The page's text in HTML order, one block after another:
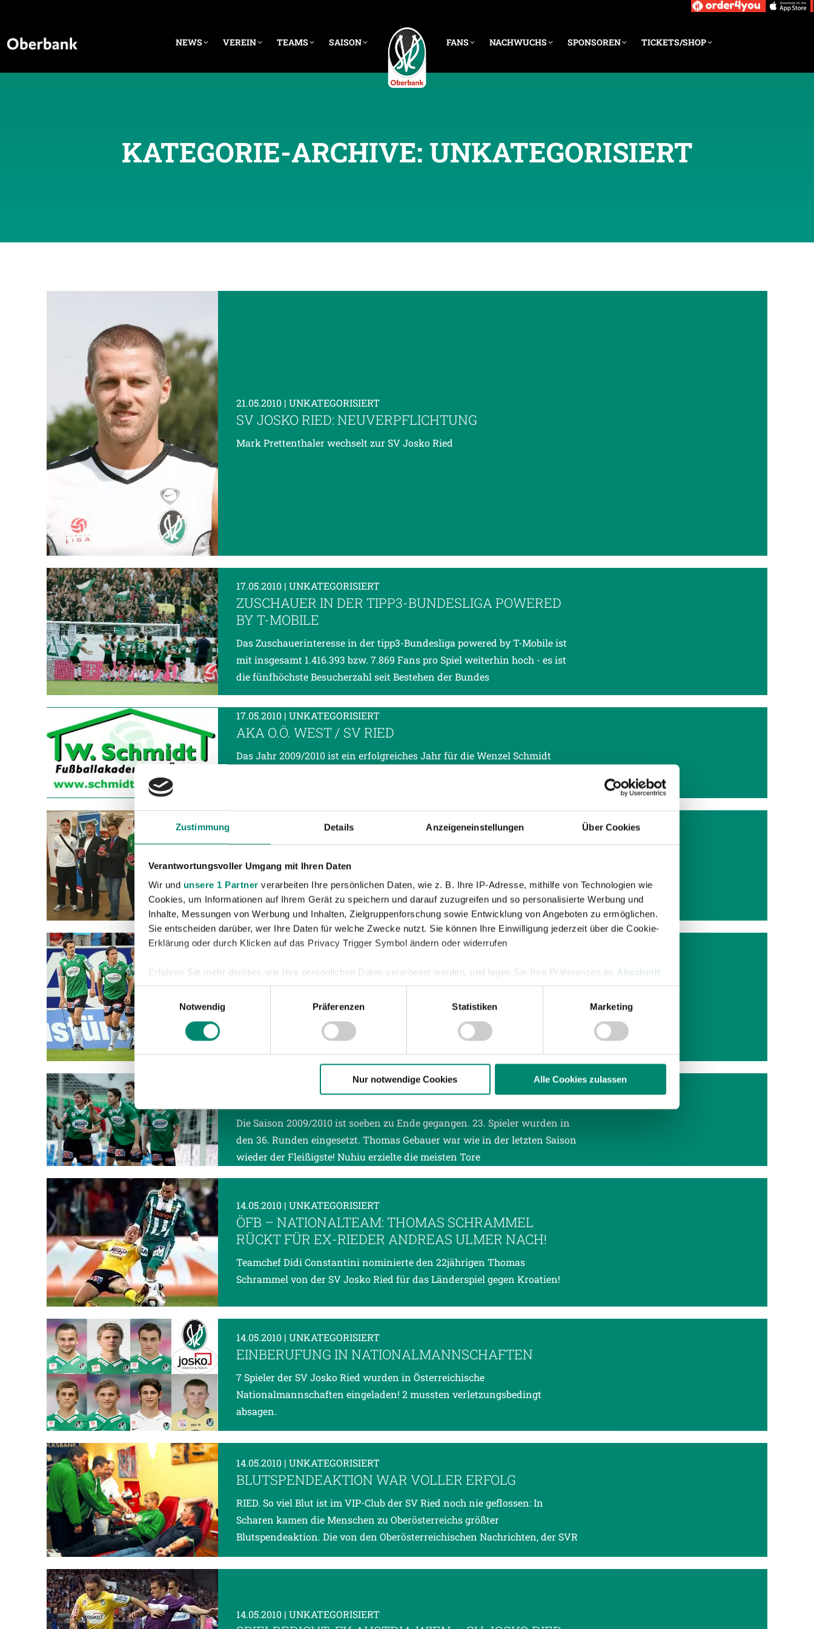
Zustimmung Details Anzeigeneinstellungen Über Cookies
Verantwortungsvoller Umgang mit Ihren Daten
Wir und unsere 1 Partner verarbeiten Ihre persönlichen Daten, wie z. B. Ihre IP-Adresse, mithilfe von Technologien wie
Cookies, um Informationen auf Ihrem Gerät zu speichern und darauf zuzugreifen und so personalisierte Werbung und
Inhalte, Messungen von Werbung und Inhalten, Zielgruppenforschung sowie Entwicklung von Angeboten zu ermöglichen.
Sie entscheiden darüber, wer Ihre Daten für welche Zwecke nutzt. Sie können Ihre Einwilligung jederzeit über die Cookie-
Erklärung oder durch Klicken auf das Privacy Trigger Symbol ändern oder widerrufen
Erfahren Sie mehr darüber, wie Ihre persönlichen Daten verarbeitet werden, und legen Sie Ihre Präferenzen im Abschnitt
Einzelheitenfest.
und die Zugriffe auf unsere Website zu analysieren. Außerdem geben wir Informationen zu Ihrer Verwendung unserer
Weitere Details, insbesondere zu Speicherdauer und Empfänger entnehmen Sie unserer Datenschutzerklärung
Einwilligungsauswahl
Notwendig
Präferenzen Statistiken Marketing
Nur notwendige Cookies Alle Cookies zulassen
NEWS VEREIN TEAMS SAISON FANS NACHWUCHS SPONSOREN TICKETS/SHOP
KATEGORIE-ARCHIVE: UNKATEGORISIERT
21.05.2010 | UNKATEGORISIERT
SV JOSKO RIED: NEUVERPFLICHTUNG
Mark Prettenthaler wechselt zur SV Josko Ried
17.05.2010 | UNKATEGORISIERT
ZUSCHAUER IN DER TIPP3-BUNDESLIGA POWERED
BY T-MOBILE
Das Zuschauerinteresse in der tipp3-Bundesliga powered by T-Mobile ist
mit insgesamt 1.416.393 bzw. 7.869 Fans pro Spiel weiterhin hoch - es ist
die fünfhöchste Besucherzahl seit Bestehen der Bundes
17.05.2010 | UNKATEGORISIERT
AKA O.Ö. WEST / SV RIED
Das Jahr 2009/2010 ist ein erfolgreiches Jahr für die Wenzel Schmidt
| UNKATEGORISIERT
ÜBER 100 LITER BLUT FLOSSEN IN RIED
Ried. Bereits zum zweiten Mal riefen die SV Josko Ried und die
Oberösterreichischen Nachrichten zum Blutspenden in der „Keine Sorgen
Arena“ auf. Über 200 Blutspenderinnen und Blutspender folgten
ÖSTERREICHER ANTEIL: SV JOSKO RIED FÜHRT DIESE
| UNKATEGORISIERT
EINSATZSTATISTIK SAISON 2009/2010
Die Saison 2009/2010 ist soeben zu Ende gegangen. 23. Spieler wurden in
den 36. Runden eingesetzt. Thomas Gebauer war wie in der letzten Saison
wieder der Fleißigste! Nuhiu erzielte die meisten Tore
14.05.2010 | UNKATEGORISIERT
ÖFB – NATIONALTEAM: THOMAS SCHRAMMEL
RÜCKT FÜR EX-RIEDER ANDREAS ULMER NACH!
Teamchef Didi Constantini nominierte den 22jährigen Thomas
Schrammel von der SV Josko Ried für das Länderspiel gegen Kroatien!
14.05.2010 | UNKATEGORISIERT
EINBERUFUNG IN NATIONALMANNSCHAFTEN
7 Spieler der SV Josko Ried wurden in Österreichische
Nationalmannschaften eingeladen! 2 mussten verletzungsbedingt
absagen.
14.05.2010 | UNKATEGORISIERT
BLUTSPENDEAKTION WAR VOLLER ERFOLG
RIED. So viel Blut ist im VIP-Club der SV Ried noch nie geflossen: In
Scharen kamen die Menschen zu Oberösterreichs größter
Blutspendeaktion. Die von den Oberösterreichischen Nachrichten, der SVR
14.05.2010 | UNKATEGORISIERT